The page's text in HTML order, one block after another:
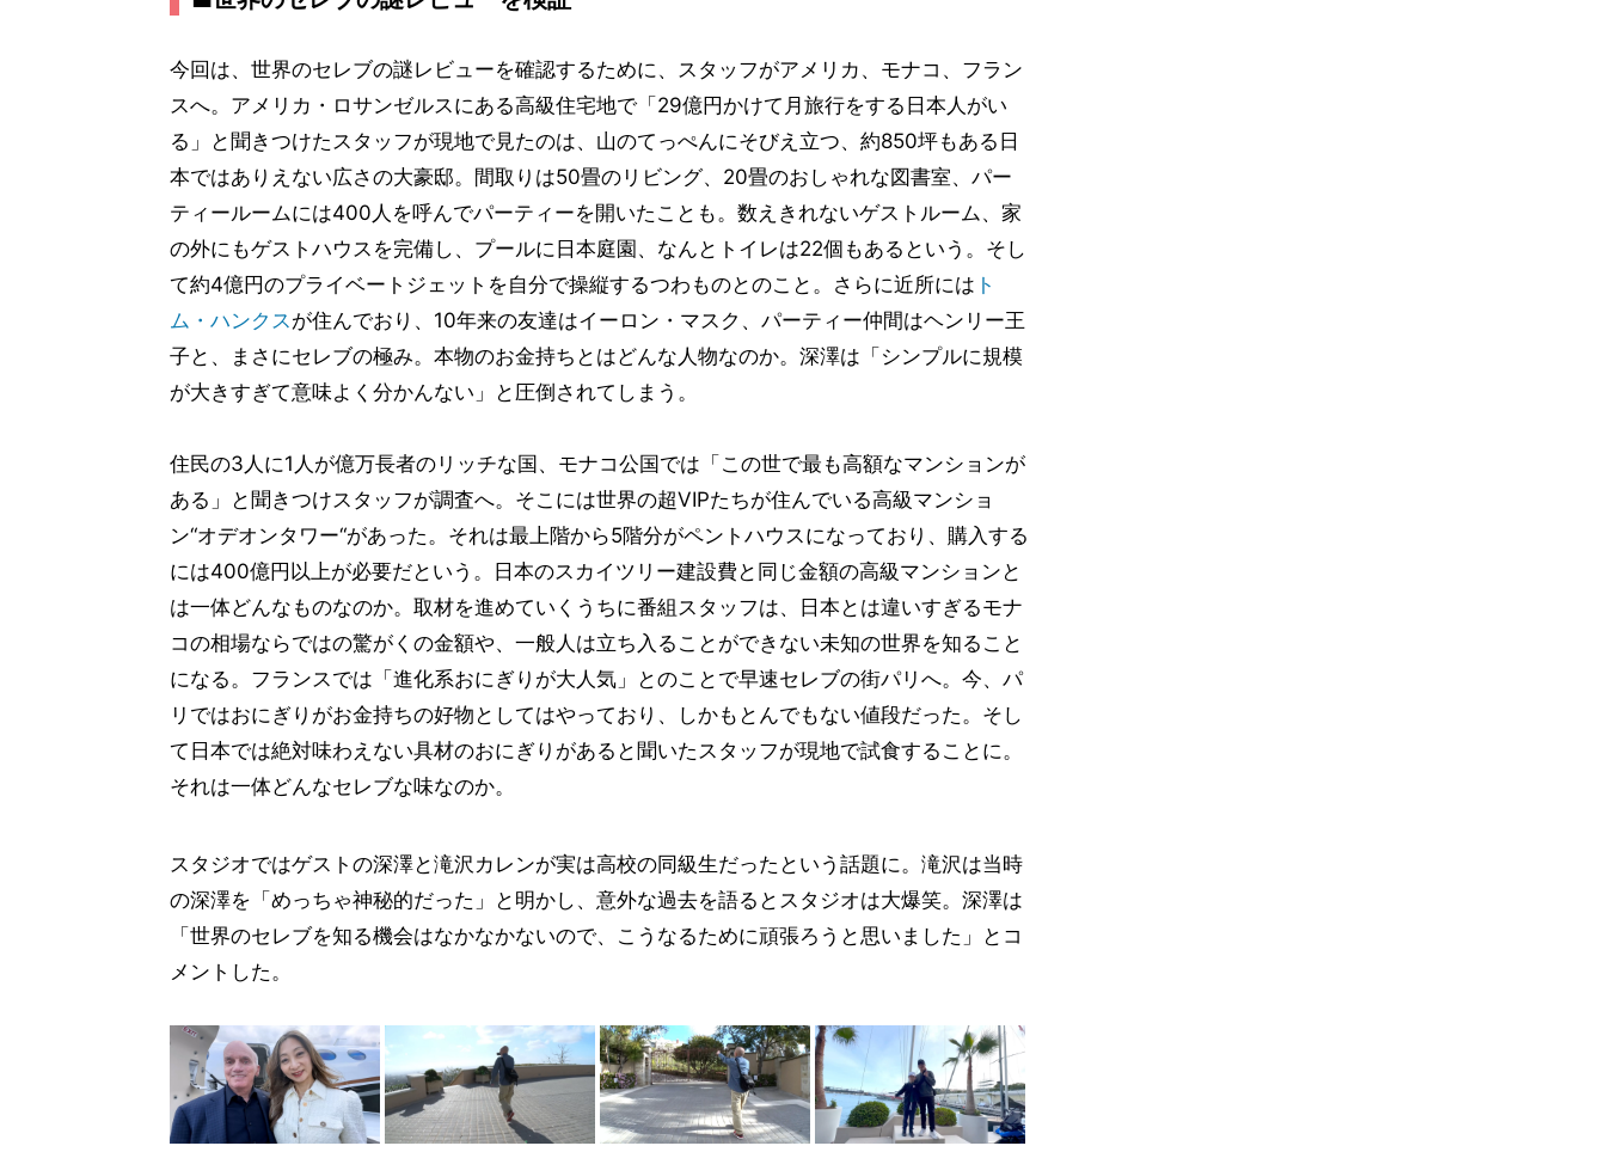
今回は、世界のセレブの謎レビューを確認するために、スタッフがアメリカ、モナコ、フラン
スへ。アメリカ・ロサンゼルスにある高級住宅地で「29億円かけて月旅行をする日本人がい
る」と聞きつけたスタッフが現地で見たのは、山のてっぺんにそびえ立つ、約850坪もある日
本ではありえない広さの大豪邸。間取りは50畳のリビング、20畳のおしゃれな図書室、パー
ティールームには400人を呼んでパーティーを開いたことも。数えきれないゲストルーム、家
の外にもゲストハウスを完備し、プールに日本庭園、なんとトイレは22個もあるという。そし
て約4億円のプライベートジェットを自分で操縦するつわものとのこと。さらに近所には ト
ム・ハンクス が住んでおり、10年来の友達はイーロン・マスク、パーティー仲間はヘンリー王
子と、まさにセレブの極み。本物のお金持ちとはどんな人物なのか。深澤は「シンプルに規模
が大きすぎて意味よく分かんない」と圧倒されてしまう。
住民の3人に1人が億万長者のリッチな国、モナコ公国では「この世で最も高額なマンションが
ある」と聞きつけスタッフが調査へ。そこには世界の超VIPたちが住んでいる高級マンショ
ン“オデオンタワー“があった。それは最上階から5階分がペントハウスになっており、購入する
には400億円以上が必要だという。日本のスカイツリー建設費と同じ金額の高級マンションと
は一体どんなものなのか。取材を進めていくうちに番組スタッフは、日本とは違いすぎるモナ
コの相場ならではの驚がくの金額や、一般人は立ち入ることができない未知の世界を知ること
になる。フランスでは「進化系おにぎりが大人気」とのことで早速セレブの街パリへ。今、パ
リではおにぎりがお金持ちの好物としてはやっており、しかもとんでもない値段だった。そし
て日本では絶対味わえない具材のおにぎりがあると聞いたスタッフが現地で試食することに。
それは一体どんなセレブな味なのか。
スタジオではゲストの深澤と滝沢カレンが実は高校の同級生だったという話題に。滝沢は当時
の深澤を「めっちゃ神秘的だった」と明かし、意外な過去を語るとスタジオは大爆笑。深澤は
「世界のセレブを知る機会はなかなかないので、こうなるために頑張ろうと思いました」とコ
メントした。